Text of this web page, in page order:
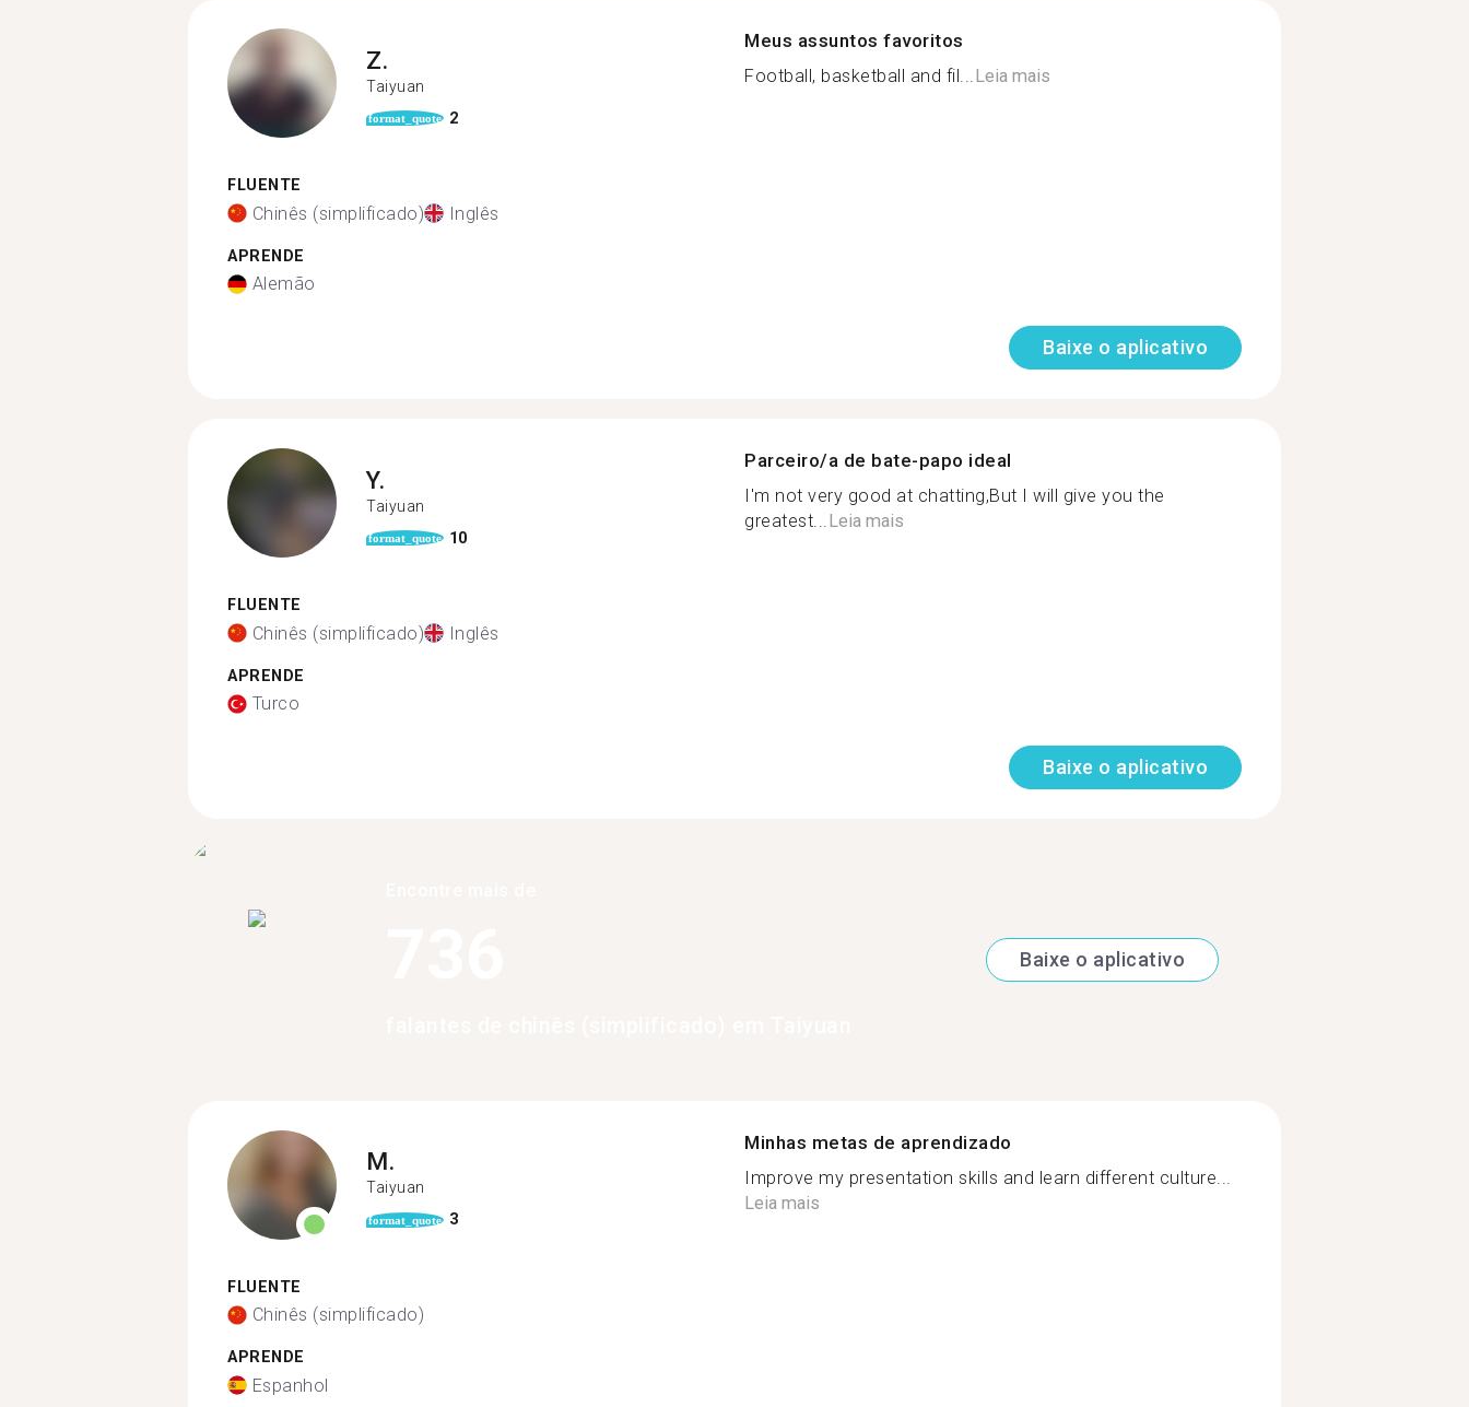
Z.
Taiyuan
format_quote 2
FLUENTE
Chinês (simplificado) Inglês
APRENDE
Alemão
Meus assuntos favoritos
Football, basketball and fil...Leia mais
Baixe o aplicativo
Y.
Taiyuan
format_quote 10
FLUENTE
Chinês (simplificado) Inglês
APRENDE
Turco
Parceiro/a de bate-papo ideal
I'm not very good at chatting,But I will give you the
greatest...Leia mais
Baixe o aplicativo
Baixe o aplicativo
M.
Taiyuan
format_quote 3
FLUENTE
Chinês (simplificado)
APRENDE
Espanhol
Minhas metas de aprendizado
Improve my presentation skills and learn different culture...
Leia mais